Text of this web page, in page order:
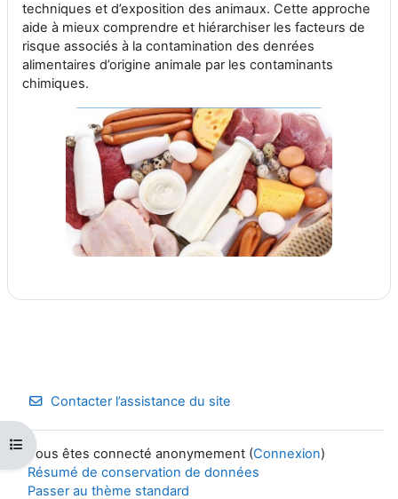
Ouvrir l’index du cours
techniques et d’exposition des animaux. Cette approche
aide à mieux comprendre et hiérarchiser les facteurs de
risque associés à la contamination des denrées
alimentaires d’origine animale par les contaminants
chimiques.
Contacter l’assistance du site
Vous êtes connecté anonymement (Connexion)
Résumé de conservation de données
Passer au thème standard